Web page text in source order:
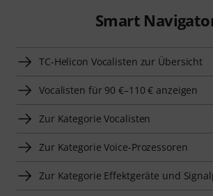
Smart
TC-Helicon Vocalisten zur Übersicht
Vocalisten für 90 €–110 € anzeigen
Zur Kategorie Vocalisten
Zur Kategorie Voice-Prozessoren
Zur Kategorie Effektgeräte und